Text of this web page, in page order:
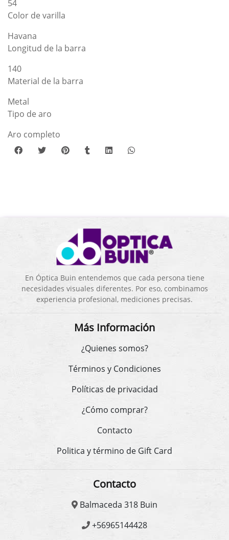
54
Color de varilla
Havana
Longitud de la barra
140
Material de la barra
Metal
Tipo de aro
Aro completo
En Óptica Buin entendemos que cada persona tiene
necesidades visuales diferentes. Por eso, combinamos
experiencia profesional, mediciones precisas.
Más Información
¿Quienes somos?
Términos y Condiciones
Políticas de privacidad
¿Cómo comprar?
Contacto
Politica y término de Gift Card
Contacto
Balmaceda 318 Buin
+56965144428